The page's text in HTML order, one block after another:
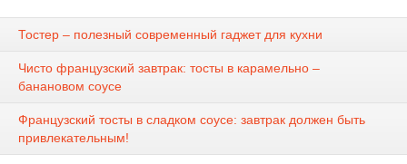
Тостер – полезный современный гаджет для кухни
Чисто французский завтрак: тосты в карамельно –
банановом соусе
Французский тосты в сладком соусе: завтрак должен быть
привлекательным!